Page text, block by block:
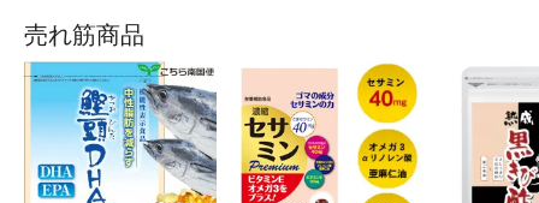
売れ筋商品